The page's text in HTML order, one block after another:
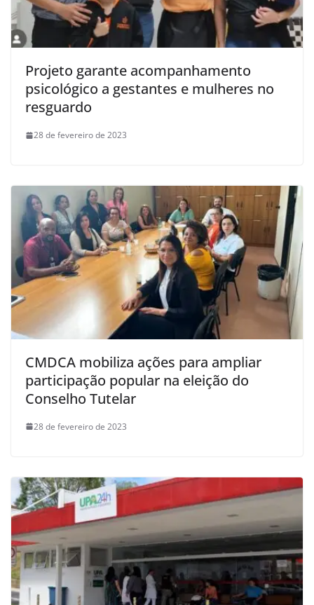
Projeto garante acompanhamento
psicológico a gestantes e mulheres no
resguardo
28 de fevereiro de 2023
CMDCA mobiliza ações para ampliar
participação popular na eleição do
Conselho Tutelar
28 de fevereiro de 2023